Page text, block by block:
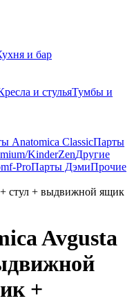
и бар
и стульяТумбы и
Anatomica ClassicПарты
KinderZenДругие
ProПарты ДэмиПрочие
стул + выдвижной ящик
Avgusta
+